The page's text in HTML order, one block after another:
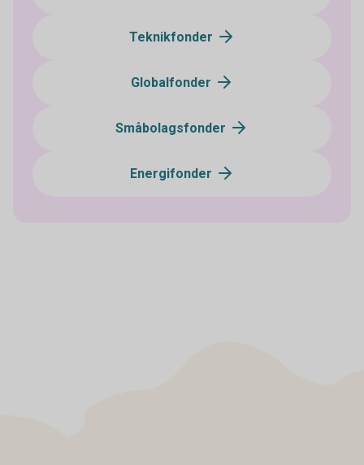
Teknikfonder
Globalfonder
Småbolagsfonder
Energifonder